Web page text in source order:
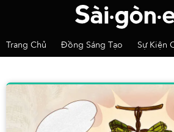
Trang Chủ Đồng Sáng Tạo Sự Kiện